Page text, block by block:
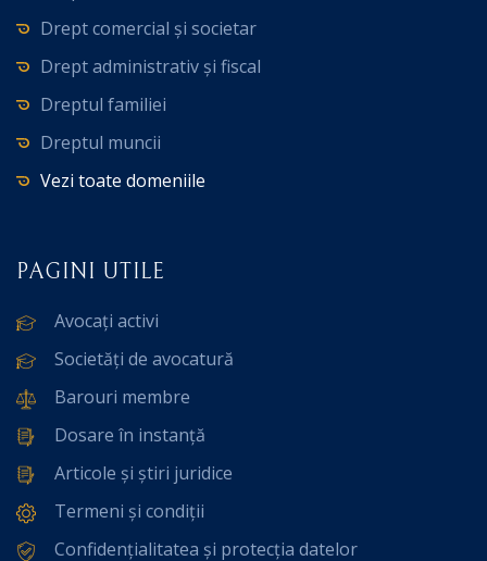
Drept comercial și societar
Drept administrativ și fiscal
Dreptul familiei
Dreptul muncii
Vezi toate domeniile
PAGINI UTILE
Avocați activi
Societăți de avocatură
Barouri membre
Dosare în instanță
Articole și știri juridice
Termeni și condiții
Confidențialitatea și protecția datelor